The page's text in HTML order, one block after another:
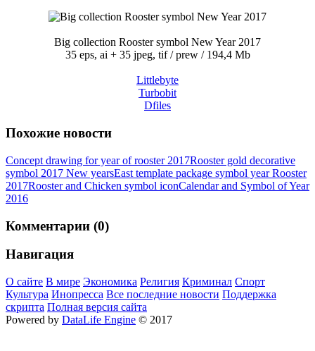
Big collection Rooster symbol New Year 2017
35 eps, ai + 35 jpeg, tif / prew / 194,4 Mb
Littlebyte
Turbobit
Dfiles
Похожие новости
Concept drawing for year of rooster 2017Rooster gold decorative
symbol 2017 New yearsEast template package symbol year Rooster
2017Rooster and Chicken symbol iconCalendar and Symbol of Year
2016
Комментарии (0)
Навигация
О сайте В мире Экономика Религия Криминал Спорт
Культура Инопресса Все последние новости Поддержка
скрипта Полная версия сайта
Powered by DataLife Engine © 2017